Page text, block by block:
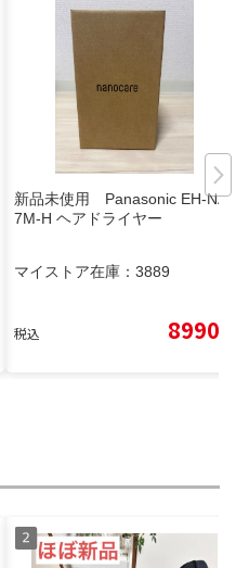
新品未使用 Panasonic EH-NA
7M-H ヘアドライヤー
マイストア在庫： 3889
税込 8990